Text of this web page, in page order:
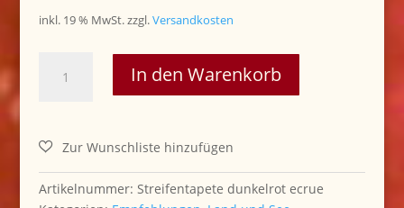
inkl. 19 % MwSt. zzgl.Versandkosten
Tapete
Menge
In den Warenkorb
Artikelnummer: Streifentapete dunkelrot ecrue